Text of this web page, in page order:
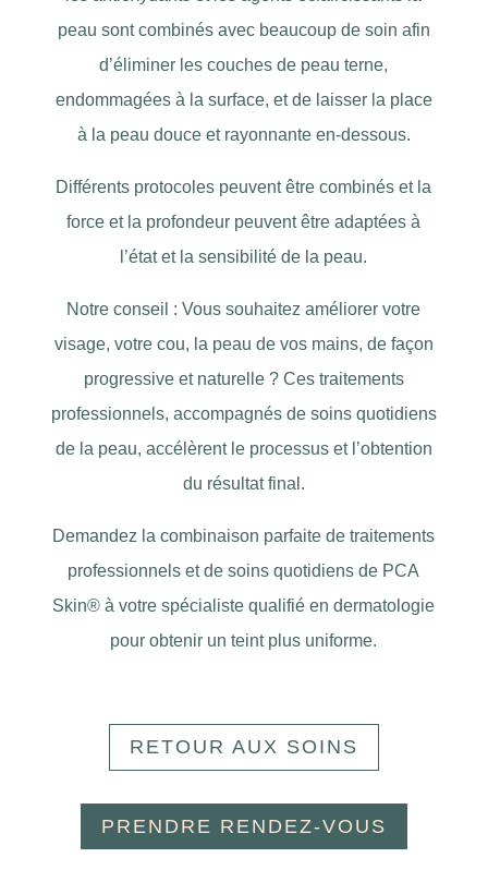
peau sont combinés avec beaucoup de soin afin
d’éliminer les couches de peau terne,
endommagées à la surface, et de laisser la place
à la peau douce et rayonnante en-dessous.
Différents protocoles peuvent être combinés et la
force et la profondeur peuvent être adaptées à
l’état et la sensibilité de la peau.
Notre conseil : Vous souhaitez améliorer votre
visage, votre cou, la peau de vos mains, de façon
progressive et naturelle ? Ces traitements
professionnels, accompagnés de soins quotidiens
de la peau, accélèrent le processus et l’obtention
du résultat final.
Demandez la combinaison parfaite de traitements
professionnels et de soins quotidiens de PCA
Skin® à votre spécialiste qualifié en dermatologie
pour obtenir un teint plus uniforme.
RETOUR AUX SOINS
PRENDRE RENDEZ-VOUS